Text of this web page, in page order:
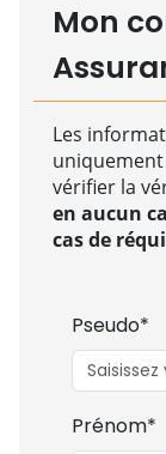
Mon
Les
vérifier la
en aucun
cas de
Pseudo*
Prénom*